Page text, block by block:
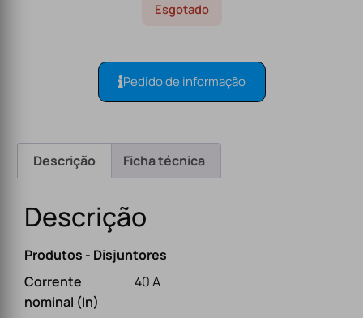
Esgotado
Pedido de informação
Descrição Ficha técnica
Descrição
Produtos - Disjuntores
Corrente
nominal (In)
40 A